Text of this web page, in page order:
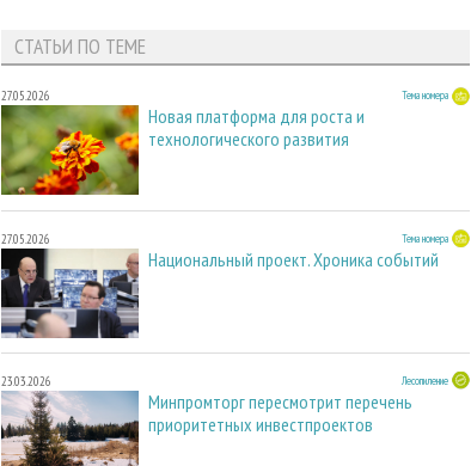
СТАТЬИ ПО ТЕМЕ
27.05.2026 Тема номера
Новая платформа для роста и
технологического развития
27.05.2026 Тема номера
Национальный проект. Хроника событий
23.03.2026 Лесопиление
Минпромторг пересмотрит перечень
приоритетных инвестпроектов